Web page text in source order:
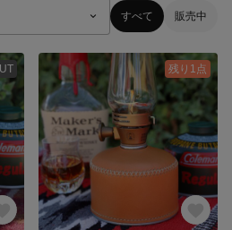
すべて 販売中
残り1点